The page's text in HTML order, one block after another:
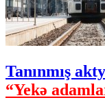
Tanınmış
“Yekə